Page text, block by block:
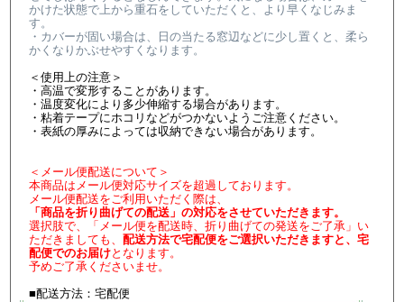
かけた状態で上から重石をしていただくと、より早くなじみま
す。
・カバーが固い場合は、日の当たる窓辺などに少し置くと、柔ら
かくなりかぶせやすくなります。
＜使用上の注意＞
・高温で変形することがあります。
・温度変化により多少伸縮する場合があります。
・粘着テープにホコリなどがつかないようご注意ください。
・表紙の厚みによっては収納できない場合があります。
＜メール便配送について＞
本商品はメール便対応サイズを超過しております。
メール便配送をご利用いただく際は、
「商品を折り曲げての配送」の対応をさせていただきます。
選択肢で、「メール便を配送時、折り曲げての発送をご了承」い
ただきましても、配送方法で宅配便をご選択いただきますと、宅
配便でのお届けとなります。
予めご了承くださいませ。
■配送方法：宅配便